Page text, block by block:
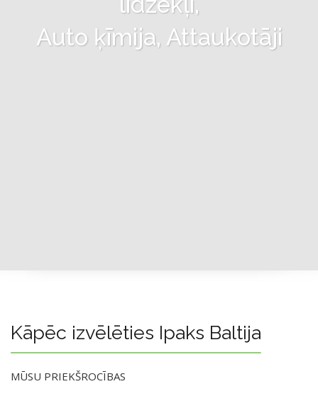
Auto ķīmija, Attaukotāji
Kāpēc izvēlēties Ipaks Baltija
MŪSU PRIEKŠROCĪBAS